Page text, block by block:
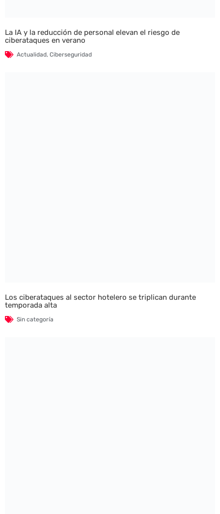
La IA y la reducción de personal elevan el riesgo de
ciberataques en verano
Actualidad, Ciberseguridad
Los ciberataques al sector hotelero se triplican durante
temporada alta
Sin categoría